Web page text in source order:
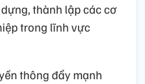
thành lập các cơ
trong lĩnh vực
thông đẩy mạnh